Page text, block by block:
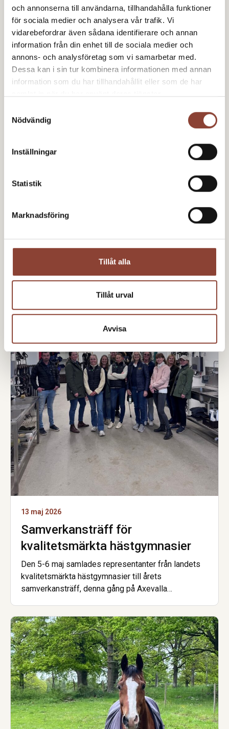
och annonserna till användarna, tillhandahålla funktioner
för sociala medier och analysera vår trafik. Vi
vidarebefordrar även sådana identifierare och annan
information från din enhet till de sociala medier och
annons- och analysföretag som vi samarbetar med.
Dessa kan i sin tur kombinera informationen med annan
information som du har tillhandahållit eller som de har
Nödvändig
Inställningar
Statistik
Marknadsföring
Tillåt alla
Tillåt urval
Avvisa
Arbetsmiljö­utbildningar i höst
arbetsmiljöutbildningar kostnadsfritt. Passa på och
13 maj 2026
Samverkansträff för
kvalitetsmärkta hästgymnasier
Den 5-6 maj samlades representanter från landets
kvalitetsmärkta hästgymnasier till årets
samverkansträff, denna gång på Axevalla